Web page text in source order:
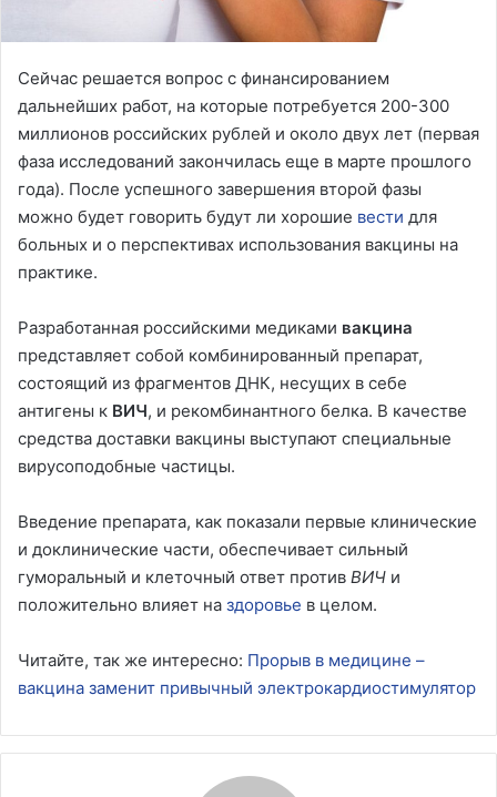
Сейчас решается вопрос с финансированием
дальнейших работ, на которые потребуется 200-300
миллионов российских рублей и около двух лет (первая
фаза исследований закончилась еще в марте прошлого
года). После успешного завершения второй фазы
можно будет говорить будут ли хорошие вести для
больных и о перспективах использования вакцины на
практике.
Разработанная российскими медиками вакцина
представляет собой комбинированный препарат,
состоящий из фрагментов ДНК, несущих в себе
антигены к ВИЧ, и рекомбинантного белка. В качестве
средства доставки вакцины выступают специальные
вирусоподобные частицы.
Введение препарата, как показали первые клинические
и доклинические части, обеспечивает сильный
гуморальный и клеточный ответ против ВИЧ и
положительно влияет на здоровье в целом.
Читайте, так же интересно: Прорыв в медицине –
вакцина заменит привычный электрокардиостимулятор